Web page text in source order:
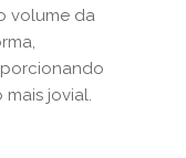
volume da
jovial.